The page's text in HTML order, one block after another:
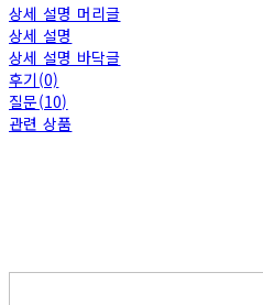
상세 설명 머리글
상세 설명
상세 설명 바닥글
후기(0)
질문(10)
관련 상품